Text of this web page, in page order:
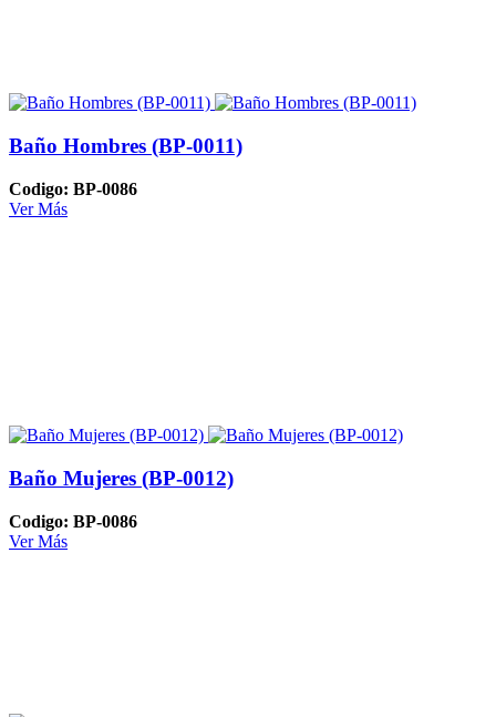
Baño Hombres (BP-0011)
Codigo: BP-0086
Ver Más
Baño Mujeres (BP-0012)
Codigo: BP-0086
Ver Más